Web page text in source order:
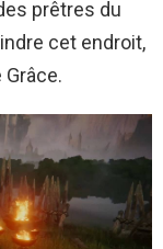
prêtres du
cet endroit,
Grâce.